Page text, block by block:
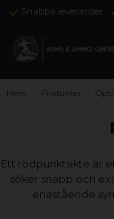
Snabba leveranser
Hem Produkter
Ett rödpunktsikte är
söker snabb och
enastående